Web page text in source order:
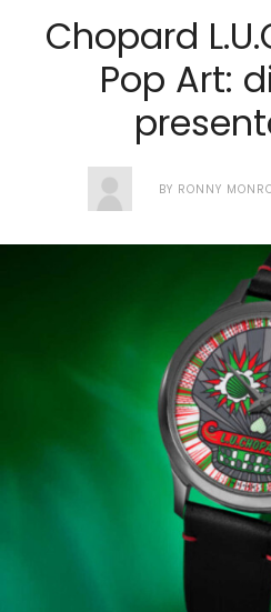
Chopard
Pop Art:
BY RONNY